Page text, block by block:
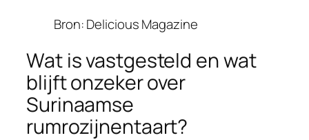
Bron: Delicious Magazine
Wat is vastgesteld en wat
blijft onzeker over
Surinaamse
rumrozijnentaart?